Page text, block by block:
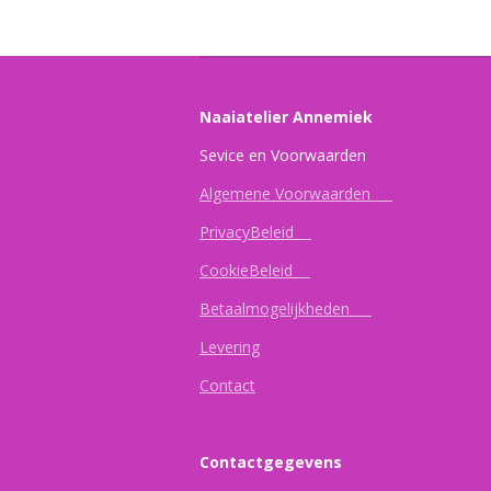
Naaiatelier Annemiek
Sevice en
Algemene Voorwaarden
PrivacyBeleid
CookieBeleid
Betaalmogelijkheden
Levering
Contact
Contactgegevens